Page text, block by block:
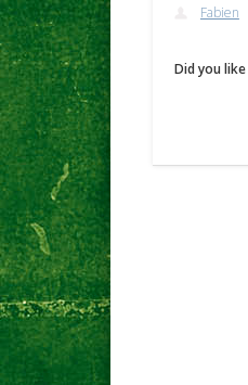
Fabien
Did you